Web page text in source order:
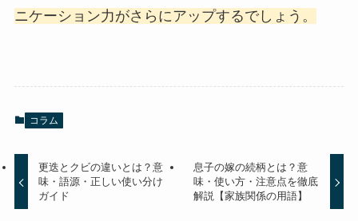
ニケーション力がさらにアップするでしょう。
コラム
更迭とクビの違いとは？意
味・語源・正しい使い分け
ガイド
息子の嫁の続柄とは？意
味・使い方・注意点を徹底
解説【家族関係の用語】